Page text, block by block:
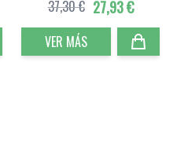
27,93 €
37,30 €
VER MÁS